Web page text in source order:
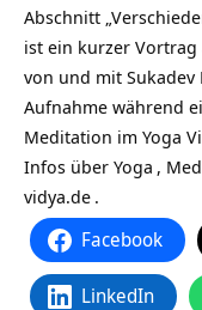
Abschnitt
ist ein kurzer
von und mit Sukadev
Aufnahme während
Meditation im Yoga
Infos über Yoga ,
vidya.de .
Facebook
LinkedIn